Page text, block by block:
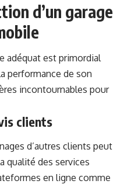
d’un garage
adéquat est primordial
performance de son
incontournables pour
clients
d’autres clients peut
qualité des services
en ligne comme